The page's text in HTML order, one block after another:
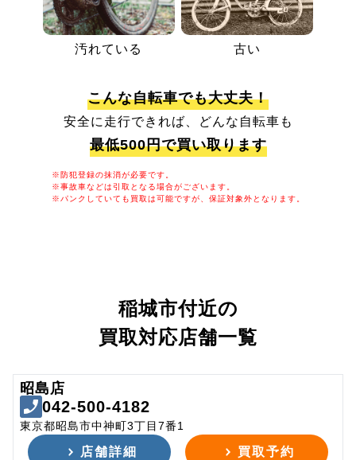
汚れている 古い
こんな自転車でも大丈夫！
安全に走行できれば、どんな自転車も
最低500円で買い取ります
※防犯登録の抹消が必要です。
※事故車などは引取となる場合がございます。
※パンクしていても買取は可能ですが、保証対象外となります。
稲城市付近の
買取対応店舗一覧
昭島店
042-500-4182
東京都昭島市中神町3丁目7番1
店舗詳細 買取予約